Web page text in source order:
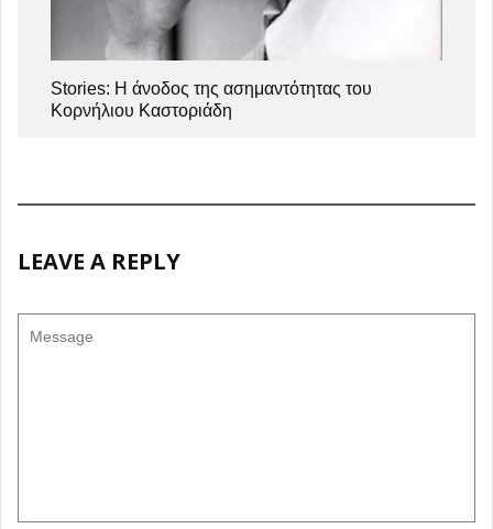
Stories: Η άνοδος της ασημαντότητας του
Κορνήλιου Καστοριάδη
LEAVE A REPLY